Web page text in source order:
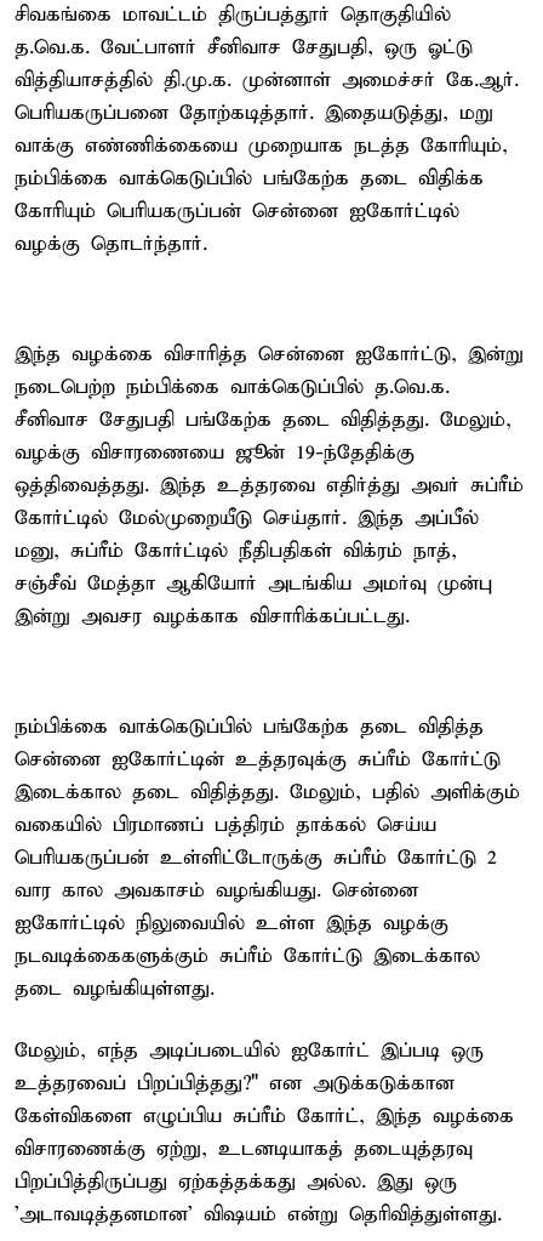
சிவகங்கை மாவட்டம் திருப்பத்தூர் தொகுதியில்
த.வெ.க. வேட்பாளர் சீனிவாச சேதுபதி, ஒரு ஓட்டு
வித்தியாசத்தில் தி.மு.க. முன்னாள் அமைச்சர் கே.ஆர்.
பெரியகருப்பனை தோற்கடித்தார். இதையடுத்து, மறு
வாக்கு எண்ணிக்கையை முறையாக நடத்த கோரியும்,
நம்பிக்கை வாக்கெடுப்பில் பங்கேற்க தடை விதிக்க
கோரியும் பெரியகருப்பன் சென்னை ஐகோர்ட்டில்
வழக்கு தொடர்ந்தார்.
இந்த வழக்கை விசாரித்த சென்னை ஐகோர்ட்டு, இன்று
நடைபெற்ற நம்பிக்கை வாக்கெடுப்பில் த.வெ.க.
சீனிவாச சேதுபதி பங்கேற்க தடை விதித்தது. மேலும்,
வழக்கு விசாரணையை ஜூன் 19-ந்தேதிக்கு
ஒத்திவைத்தது. இந்த உத்தரவை எதிர்த்து அவர் சுப்ரீம்
கோர்ட்டில் மேல்முறையீடு செய்தார். இந்த அப்பீல்
மனு, சுப்ரீம் கோர்ட்டில் நீதிபதிகள் விக்ரம் நாத்,
சஞ்சீவ் மேத்தா ஆகியோர் அடங்கிய அமர்வு முன்பு
இன்று அவசர வழக்காக விசாரிக்கப்பட்டது.
நம்பிக்கை வாக்கெடுப்பில் பங்கேற்க தடை விதித்த
சென்னை ஐகோர்ட்டின் உத்தரவுக்கு சுப்ரீம் கோர்ட்டு
இடைக்கால தடை விதித்தது. மேலும், பதில் அளிக்கும்
வகையில் பிரமாணப் பத்திரம் தாக்கல் செய்ய
பெரியகருப்பன் உள்ளிட்டோருக்கு சுப்ரீம் கோர்ட்டு 2
வார கால அவகாசம் வழங்கியது. சென்னை
ஐகோர்ட்டில் நிலுவையில் உள்ள இந்த வழக்கு
நடவடிக்கைகளுக்கும் சுப்ரீம் கோர்ட்டு இடைக்கால
தடை வழங்கியுள்ளது.
மேலும், எந்த அடிப்படையில் ஐகோர்ட் இப்படி ஒரு
உத்தரவைப் பிறப்பித்தது?" என அடுக்கடுக்கான
கேள்விகளை எழுப்பிய சுப்ரீம் கோர்ட், இந்த வழக்கை
விசாரணைக்கு ஏற்று, உடனடியாகத் தடையுத்தரவு
பிறப்பித்திருப்பது ஏற்கத்தக்கது அல்ல. இது ஒரு
'அடாவடித்தனமான' விஷயம் என்று தெரிவித்துள்ளது.